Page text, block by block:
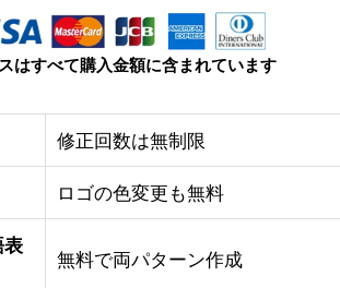
はすべて購入金額に含まれています
修正回数は無制限
ロゴの色変更も無料
表
無料で両パターン作成